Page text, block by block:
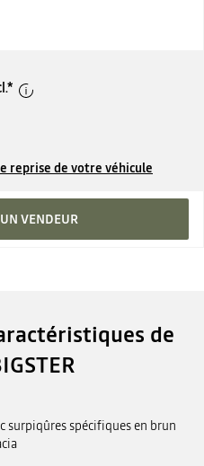
*
reprise de votre véhicule
VENDEUR
de
surpiqûres spécifiques en brun